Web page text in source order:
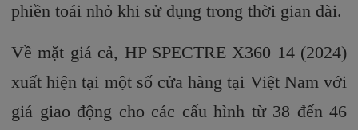
phiền toái nhỏ khi sử dụng trong thời gian dài.
Về mặt giá cả, HP SPECTRE X360 14 (2024)
xuất hiện tại một số cửa hàng tại Việt Nam với
giá giao động cho các cấu hình từ 38 đến 46